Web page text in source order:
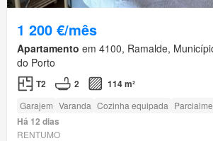
1 200 €/mês
Apartamento em 4100, Ramalde,
do Porto
T2 2 114 m²
Garajem Varanda Cozinha equipada
Há 12 dias
RENTUMO